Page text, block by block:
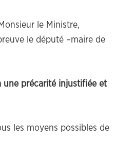
le Ministre,
le député –maire de
une précarité injustifiée et
les moyens possibles de